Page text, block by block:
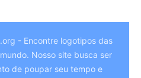
- Encontre logotipos das
Nosso site busca ser
de poupar seu tempo e
German